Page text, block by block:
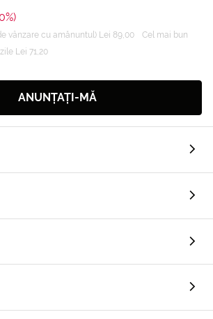
vânzare cu amănuntul) Lei 89,00
Cel mai bun
Lei 71,20
ANUNȚAȚI-MĂ